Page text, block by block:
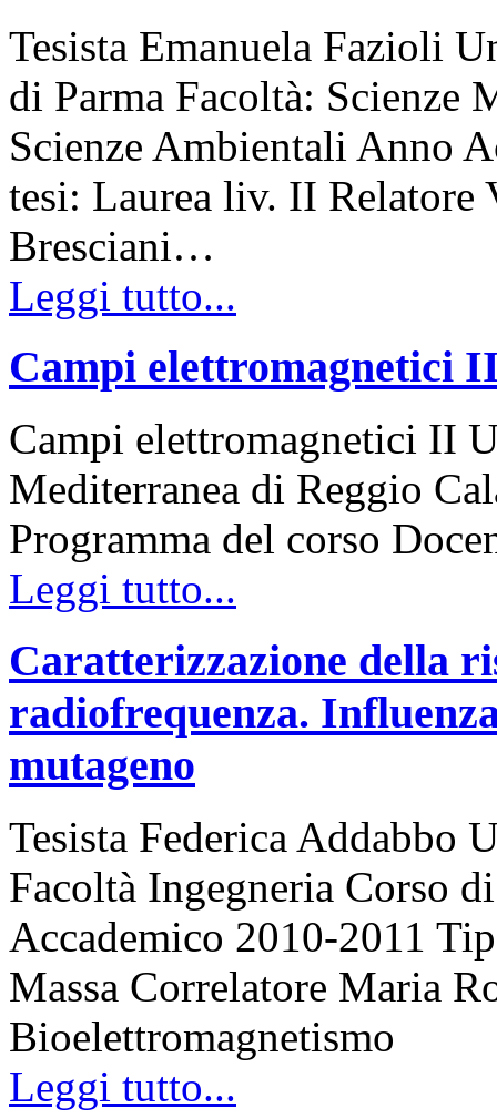
Tesista Emanuela Fazioli
di Parma Facoltà: Scienze
Scienze Ambientali Anno
tesi: Laurea liv. II
Bresciani…
Leggi tutto...
Campi elettromagnetici
Campi elettromagnetici II
Mediterranea di Reggio
Programma del corso
Leggi tutto...
Caratterizzazione della
radiofrequenza.
mutageno
Tesista Federica Addabbo
Facoltà Ingegneria Corso
Accademico 2010-2011
Massa Correlatore Maria
Bioelettromagnetismo
Leggi tutto...